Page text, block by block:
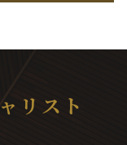
リスト